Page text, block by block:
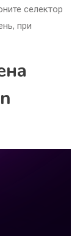
селектор
при